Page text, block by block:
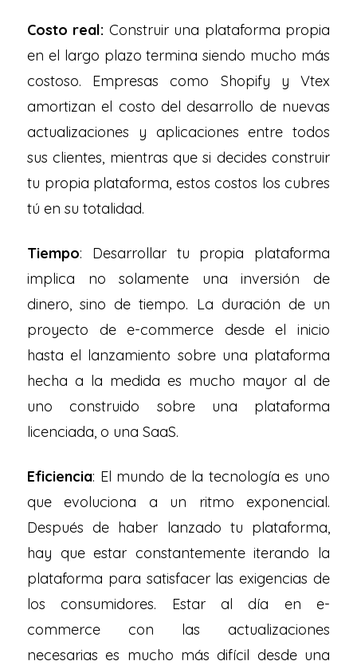
Costo real: Construir una plataforma propia
en el largo plazo termina siendo mucho más
costoso. Empresas como Shopify y Vtex
amortizan el costo del desarrollo de nuevas
actualizaciones y aplicaciones entre todos
sus clientes, mientras que si decides construir
tu propia plataforma, estos costos los cubres
tú en su totalidad.
Tiempo: Desarrollar tu propia plataforma
implica no solamente una inversión de
dinero, sino de tiempo. La duración de un
proyecto de e-commerce desde el inicio
hasta el lanzamiento sobre una plataforma
hecha a la medida es mucho mayor al de
uno construido sobre una plataforma
licenciada, o una SaaS.
Eficiencia: El mundo de la tecnología es uno
que evoluciona a un ritmo exponencial.
Después de haber lanzado tu plataforma,
hay que estar constantemente iterando la
plataforma para satisfacer las exigencias de
los consumidores. Estar al día en e-
commerce con las actualizaciones
necesarias es mucho más difícil desde una